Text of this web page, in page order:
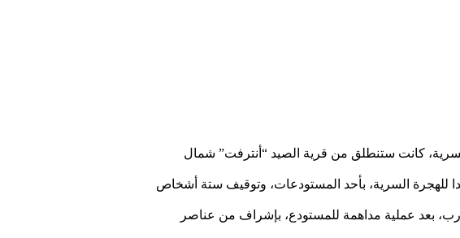
كانت ستنطلق من قریة الصید “أنترفت” شمال
للھجرة السریة، بأحد المستودعات، وتوقیف ستة أشخاص
بعد عملیة مداھمة للمستودع، بإشراف من عناصر